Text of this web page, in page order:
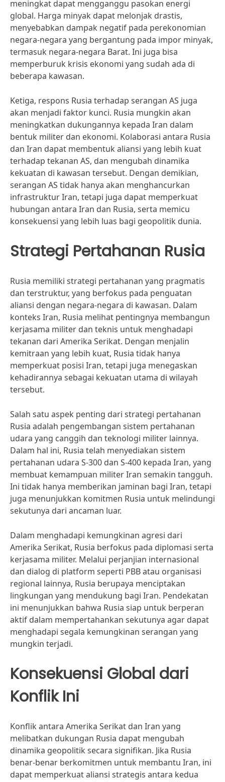
meningkat dapat mengganggu pasokan energi
global. Harga minyak dapat melonjak drastis,
menyebabkan dampak negatif pada perekonomian
negara-negara yang bergantung pada impor minyak,
termasuk negara-negara Barat. Ini juga bisa
memperburuk krisis ekonomi yang sudah ada di
beberapa kawasan.
Ketiga, respons Rusia terhadap serangan AS juga
akan menjadi faktor kunci. Rusia mungkin akan
meningkatkan dukungannya kepada Iran dalam
bentuk militer dan ekonomi. Kolaborasi antara Rusia
dan Iran dapat membentuk aliansi yang lebih kuat
terhadap tekanan AS, dan mengubah dinamika
kekuatan di kawasan tersebut. Dengan demikian,
serangan AS tidak hanya akan menghancurkan
infrastruktur Iran, tetapi juga dapat memperkuat
hubungan antara Iran dan Rusia, serta memicu
konsekuensi yang lebih luas bagi geopolitik dunia.
Strategi Pertahanan Rusia
Rusia memiliki strategi pertahanan yang pragmatis
dan terstruktur, yang berfokus pada penguatan
aliansi dengan negara-negara di kawasan. Dalam
konteks Iran, Rusia melihat pentingnya membangun
kerjasama militer dan teknis untuk menghadapi
tekanan dari Amerika Serikat. Dengan menjalin
kemitraan yang lebih kuat, Rusia tidak hanya
memperkuat posisi Iran, tetapi juga menegaskan
kehadirannya sebagai kekuatan utama di wilayah
tersebut.
Salah satu aspek penting dari strategi pertahanan
Rusia adalah pengembangan sistem pertahanan
udara yang canggih dan teknologi militer lainnya.
Dalam hal ini, Rusia telah menyediakan sistem
pertahanan udara S-300 dan S-400 kepada Iran, yang
membuat kemampuan militer Iran semakin tangguh.
Ini tidak hanya memberikan jaminan bagi Iran, tetapi
juga menunjukkan komitmen Rusia untuk melindungi
sekutunya dari ancaman luar.
Dalam menghadapi kemungkinan agresi dari
Amerika Serikat, Rusia berfokus pada diplomasi serta
kerjasama militer. Melalui perjanjian internasional
dan dialog di platform seperti PBB atau organisasi
regional lainnya, Rusia berupaya menciptakan
lingkungan yang mendukung bagi Iran. Pendekatan
ini menunjukkan bahwa Rusia siap untuk berperan
aktif dalam mempertahankan sekutunya agar dapat
menghadapi segala kemungkinan serangan yang
mungkin terjadi.
Konsekuensi Global dari
Konflik Ini
Konflik antara Amerika Serikat dan Iran yang
melibatkan dukungan Rusia dapat mengubah
dinamika geopolitik secara signifikan. Jika Rusia
benar-benar berkomitmen untuk membantu Iran, ini
dapat memperkuat aliansi strategis antara kedua